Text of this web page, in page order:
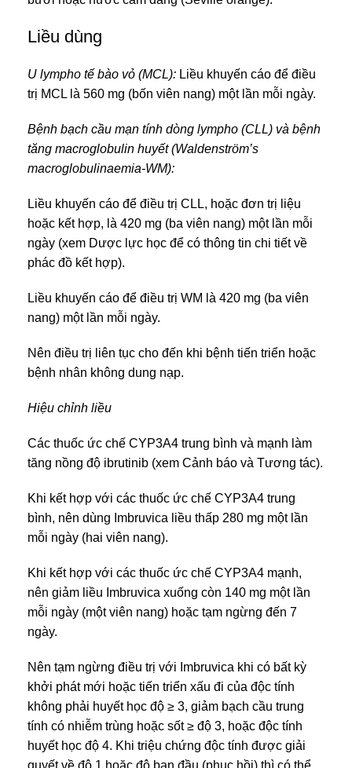
Liều dùng
U lympho tế bào vỏ (MCL): Liều khuyến cáo để điều
trị MCL là 560 mg (bốn viên nang) một lần mỗi ngày.
Bệnh bạch cầu mạn tính dòng lympho (CLL) và bệnh
tăng macroglobulin huyết (Waldenström’s
macroglobulinaemia-WM):
Liều khuyến cáo để điều trị CLL, hoặc đơn trị liệu
hoặc kết hợp, là 420 mg (ba viên nang) một lần mỗi
ngày (xem Dược lực học để có thông tin chi tiết về
phác đồ kết hợp).
Liều khuyến cáo để điều trị WM là 420 mg (ba viên
nang) một lần mỗi ngày.
Nên điều trị liên tục cho đến khi bệnh tiến triển hoặc
bệnh nhân không dung nạp.
Hiệu chỉnh liều
Các thuốc ức chế CYP3A4 trung bình và mạnh làm
tăng nồng độ ibrutinib (xem Cảnh báo và Tương tác).
Khi kết hợp với các thuốc ức chế CYP3A4 trung
bình, nên dùng Imbruvica liều thấp 280 mg một lần
mỗi ngày (hai viên nang).
Khi kết hợp với các thuốc ức chế CYP3A4 mạnh,
nên giảm liều Imbruvica xuống còn 140 mg một lần
mỗi ngày (một viên nang) hoặc tạm ngừng đến 7
ngày.
Nên tạm ngừng điều trị với Imbruvica khi có bất kỳ
khởi phát mới hoặc tiến triển xấu đi của độc tính
không phải huyết học độ ≥ 3, giảm bạch cầu trung
tính có nhiễm trùng hoặc sốt ≥ độ 3, hoặc độc tính
huyết học độ 4. Khi triệu chứng độc tính được giải